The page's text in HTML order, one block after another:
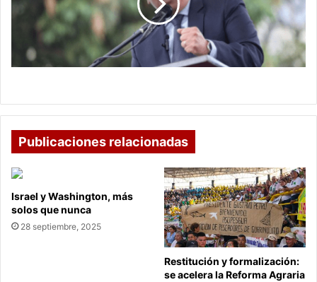
renuncia
defensa
Publicaciones relacionadas
Israel y Washington, más
solos que nunca
28 septiembre, 2025
Restitución y formalización:
se acelera la Reforma Agraria